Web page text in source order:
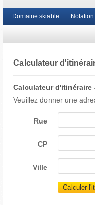
Domaine skiable Notation
Calculateur
Calculateur d'itinéraire
Veuillez donner une
Rue
CP
Ville
Calculer